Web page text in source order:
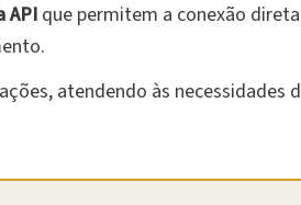
APIque permitem a conexão
atendendo às necessidades